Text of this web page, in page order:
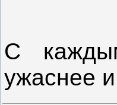
С
ужаснее